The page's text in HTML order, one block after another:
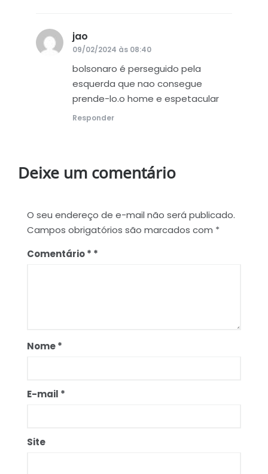
jao
09/02/2024 às 08:40
bolsonaro é perseguido pela
esquerda que nao consegue
prende-lo.o home e espetacular
Responder
Deixe um comentário
O seu endereço de e-mail não será publicado.
Campos obrigatórios são marcados com *
Comentário*
Nome*
E-mail *
Site